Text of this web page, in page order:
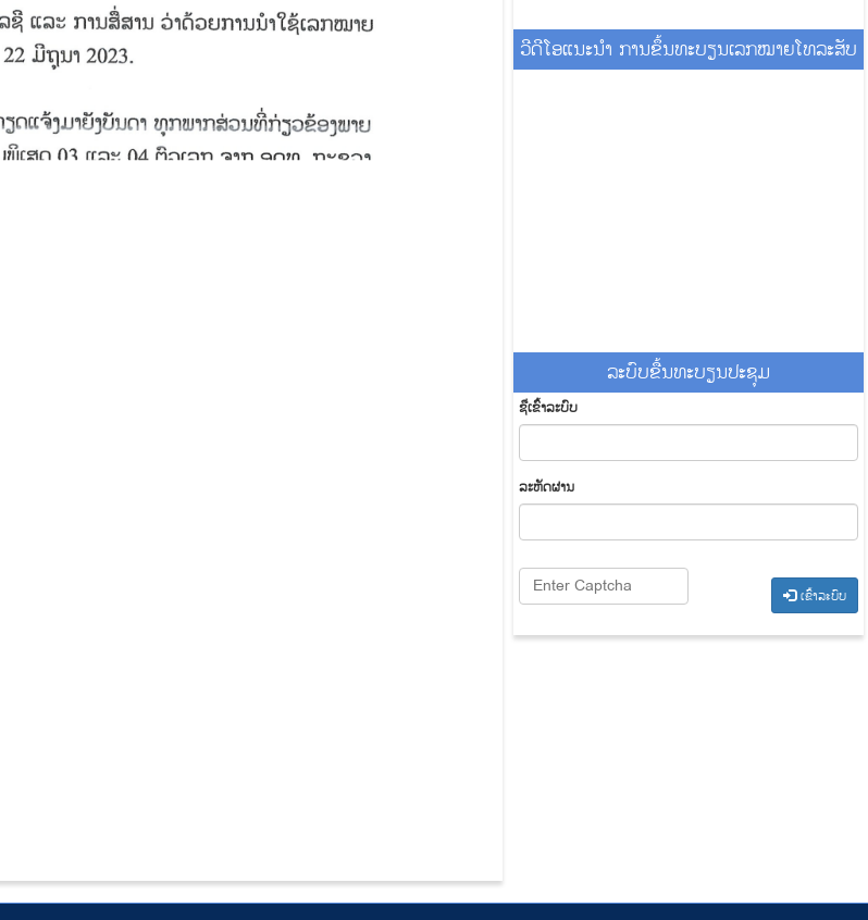
ວີດີໂອແນະນໍາ ການຂຶ້ນທະບຽນເລກໝາຍໂທລະສັບ
ລະ​ບົບ​ຂື້ນ​ທະ​ບຽນ​ປະ​ຊຸມ
ຊື່​ເຂົ້າ​ລະ​ບົບ
​ລະ​ຫັດ​ຜ່ານ
​ເຂົ້າ​ລະ​ບົບ